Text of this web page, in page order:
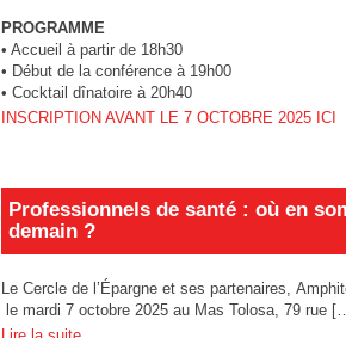
PROGRAMME
• Accueil à partir de 18h30
• Début de la conférence à 19h00
• Cocktail dînatoire à 20h40
NSCRIPTION AVANT LE 7 OCTOBRE 2025 ICI
Professionnels de santé : où en
demain ?
Le Cercle de l’Épargne et ses partenaires,
le mardi 7 octobre 2025 au Mas Tolosa, 79 rue